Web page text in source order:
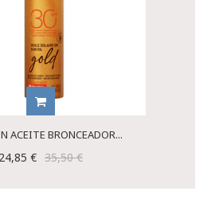
ACEITE BRONCEADOR...
24,85 € 35,50 €